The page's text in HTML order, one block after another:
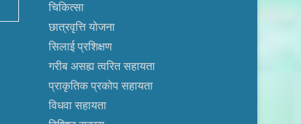
चिकित्सा
छात्रवृत्ति योजना
सिलाई प्रशिक्षण
गरीब असह्य त्वरित सहायता
प्राकृतिक प्रकोप सहायता
विधवा सहायता